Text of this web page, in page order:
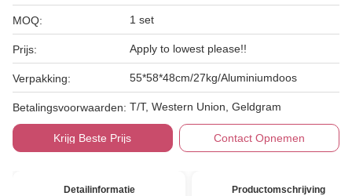
MOQ: 1 set
Prijs: Apply to lowest please!!
Verpakking: 55*58*48cm/27kg/Aluminiumdoos
Betalingsvoorwaarden: T/T, Western Union, Geldgram
Krijg Beste Prijs Contact Opnemen
Detailinformatie Productomschrijving